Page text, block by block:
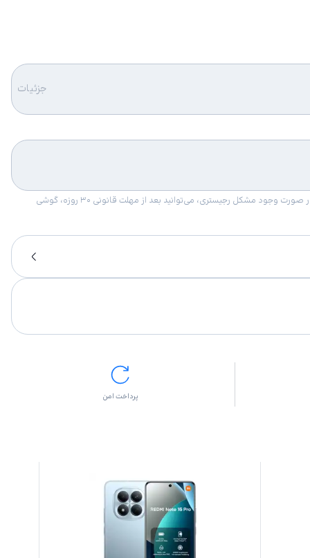
جزئیات
امکان برگشت کالا در گروه موبایل با دلیل “انصراف از خرید“ تنها در صورتی مورد قبول است که پلمب کالا باز نشده باشد. تمام گوشی‌های جی‌اس‌ام ضمانت رجیستری دارند. در صورت وجود مشکل رجیستری، می‌توانید بعد از مهلت قانونی ۳۰ روزه، گوشی
پرداخت امن